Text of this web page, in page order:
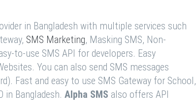
in Bangladesh with multiple services such
SMS Marketing, Masking SMS, Non-
to-use SMS API for developers. Easy
You can also send SMS messages
Fast and easy to use SMS Gateway for School,
in Bangladesh. Alpha SMS also offers API